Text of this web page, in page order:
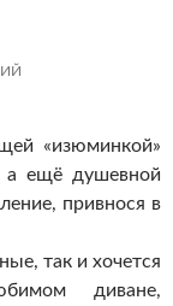
«изюминкой»
а ещё душевной
привнося в
так и хочется
диване,